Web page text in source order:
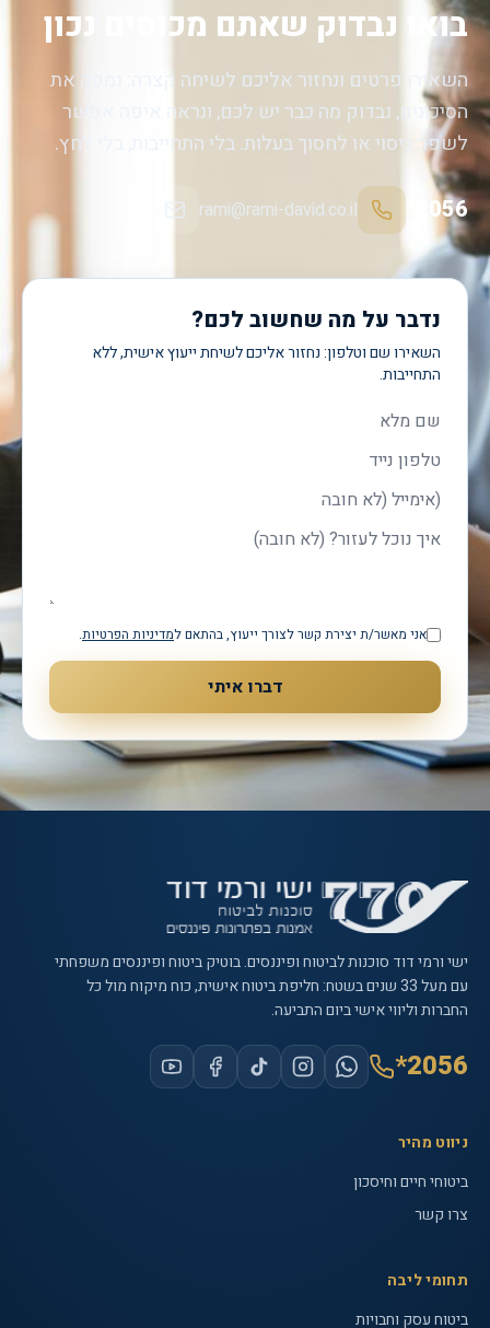
בואו נבדוק שאתם מכוסים נכון
השאירו פרטים ונחזור אליכם לשיחה קצרה: נמפה את
הסיכונים, נבדוק מה כבר יש לכם, ונראה איפה אפשר
לשפר כיסוי או לחסוך בעלות. בלי התחייבות, בלי לחץ.
*2056
rami@rami-david.co.il
נדבר על מה שחשוב לכם?
השאירו שם וטלפון: נחזור אליכם לשיחת ייעוץ אישית, ללא
התחייבות.
שם מלא
טלפון
אימייל
איך נוכל לעזור?
אני מאשר/ת יצירת קשר לצורך ייעוץ, בהתאם למדיניות הפרטיות.
דברו איתי
ישי ורמי דוד סוכנות לביטוח ופיננסים. בוטיק ביטוח ופיננסים משפחתי
עםמעל 33 שנים
בשטח: חליפת ביטוח אישית, כוח מיקוח מול כל
החברות וליווי אישי ביום התביעה.
*2056
ניווט מהיר
ביטוחי חיים וחיסכון
צרו קשר
תחומי ליבה
ביטוח עסק וחבויות